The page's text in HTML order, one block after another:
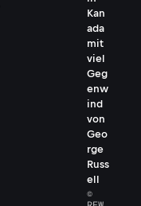
Kan
ada
mit
viel
Geg
enw
ind
von
Geo
rge
Russ
ell
©